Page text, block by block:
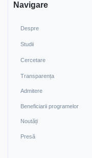
Navigare
Despre
Studii
Cercetare
Transparența
Admitere
Beneficiarii programelor
Noutăți
Presă